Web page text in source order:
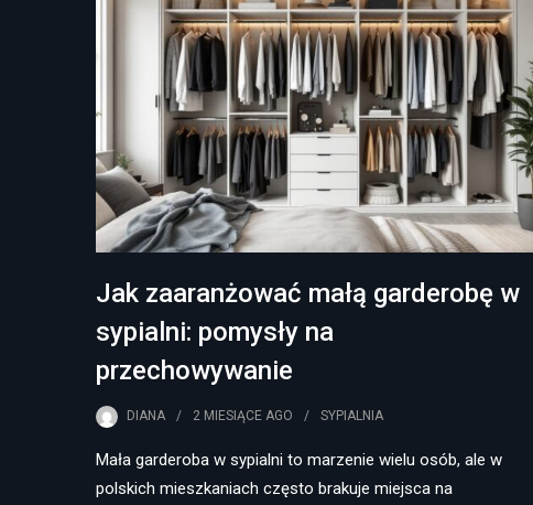
Jak zaaranżować małą garderobę w
sypialni: pomysły na
przechowywanie
DIANA 2 MIESIĄCE AGO SYPIALNIA
Mała garderoba w sypialni to marzenie wielu osób, ale w
polskich mieszkaniach często brakuje miejsca na